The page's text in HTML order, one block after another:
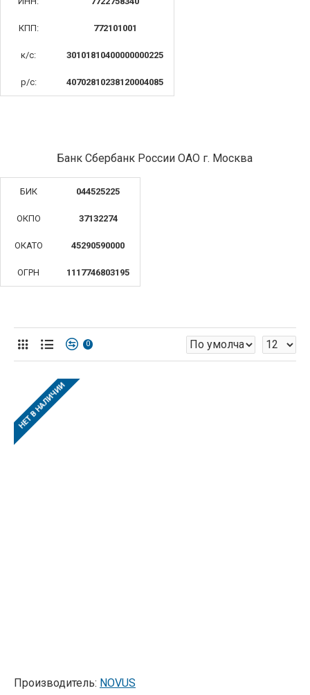
КПП: 772101001
к/с: 30101810400000000225
р/с: 40702810238120004085
Банк Сбербанк России ОАО г. Москва
БИК 044525225
ОКПО 37132274
ОКАТО 45290590000
ОГРН 1117746803195
0
НЕТ В НАЛИЧИИ
Производитель: NOVUS